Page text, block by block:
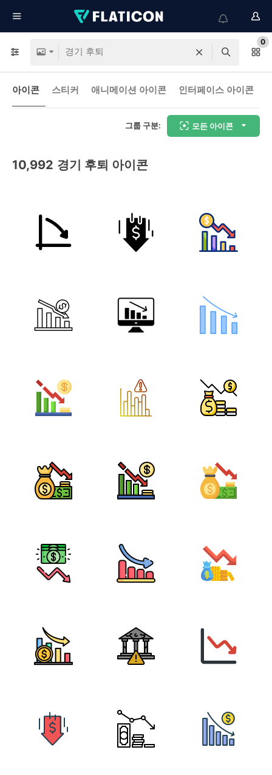
0
아이콘 스티커 애니메이션 아이콘 인터페이스 아이콘
그룹 구분: 모든 아이콘
10,992 경기 후퇴 아이콘